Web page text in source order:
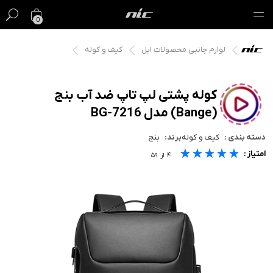
0
گیفت کارت
مک
آیفون
لوازم جانبی
لوازم جانبی محصولات اپل کیف و کوله
کوله پشتی لپ تاپ ضد آب بنج
(Bange) مدل BG-7216
دسته بندی : کیف و کولهبرند: بنج
امتیاز : ★★★★★
★★★★★
★★★★★ ۴ از ۵۹